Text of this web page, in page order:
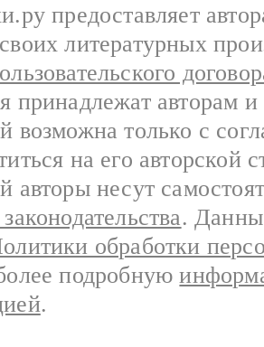
предоставляет
литературных
принадлежат авторам
возможна только с
на его авторской
авторы несут
.
обработки
подробную
.